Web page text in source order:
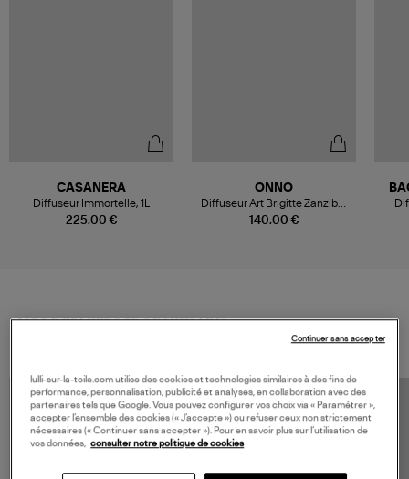
225,00 €
CASANERA
Diffuseur Immortelle, 1L
140,00 €
ONNO
Diffuseur Art Brigitte Zanzibar
500ml
VOS DERNIERS PRODUITS VUS
lulli-sur-la-toile.com utilise des cookies et technologies similaires à des fins de
performance, personnalisation, publicité et analyses, en collaboration avec des
partenaires tels que Google. Vous pouvez configurer vos choix via « Paramétrer »,
accepter l’ensemble des cookies (« J’accepte ») ou refuser ceux non strictement
nécessaires (« Continuer sans accepter »). Pour en savoir plus sur l’utilisation de
vos données,
consulter notre politique de cookies
Continuer sans accepter